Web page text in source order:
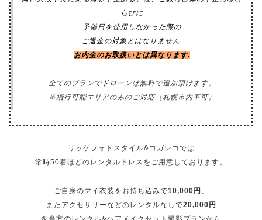
らびに
予備日を使用しなかった際の
ご返金の対象とはなりま せん.
お内金のお取扱いとは異なります.
全てのプランでドローンは無料で追加頂けます。
※飛行可能エリアのみのご対応（札幌市内不可）
リッケフォトスタイル&コガレコでは
常時50着ほどのレンタルドレスをご用意しております。
ご自身のマイ衣装をお持ち込みで10,000円 、
またアクセサリーなどのレンタルなしで20,000円